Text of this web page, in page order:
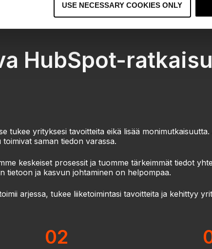
USE NECESSARY COOKIES ONLY
HubSpot-
tukee yrityksesi tavoitteita eikä lisää
saman tiedon varassa.
keskeiset prosessit ja tuomme tärkeimmät tiedot
tietoon ja kasvun johtaminen on helpompaa.
arjessa, tukee liiketoimintasi tavoitteita ja kehittyy
02